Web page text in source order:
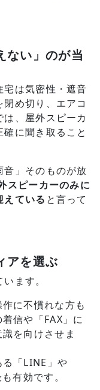
ない」のが当
は気密性・遮音
め切り、エアコ
、屋外スピーカ
に聞き取ること
音」そのものが放
スピーカーのみに
えている と言って
アを選ぶ
ます。
に不慣れな方も
信や「FAX」に
を向けさせま
「LINE」や
有効です。